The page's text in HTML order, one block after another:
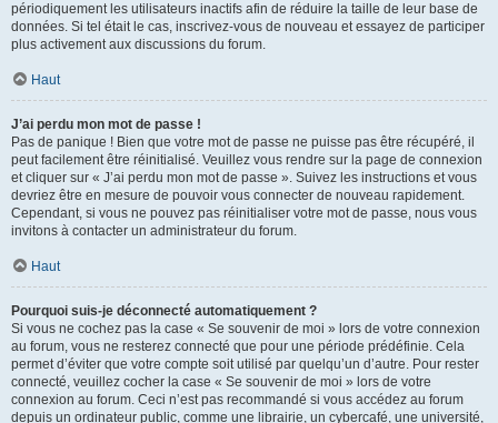
périodiquement les utilisateurs inactifs afin de réduire la taille de leur base de
données. Si tel était le cas, inscrivez-vous de nouveau et essayez de participer
plus activement aux discussions du forum.
Haut
J’ai perdu mon mot de passe !
Pas de panique ! Bien que votre mot de passe ne puisse pas être récupéré, il
peut facilement être réinitialisé. Veuillez vous rendre sur la page de connexion
et cliquer sur « J’ai perdu mon mot de passe ». Suivez les instructions et vous
devriez être en mesure de pouvoir vous connecter de nouveau rapidement.
Cependant, si vous ne pouvez pas réinitialiser votre mot de passe, nous vous
invitons à contacter un administrateur du forum.
Haut
Pourquoi suis-je déconnecté automatiquement ?
Si vous ne cochez pas la case « Se souvenir de moi » lors de votre connexion
au forum, vous ne resterez connecté que pour une période prédéfinie. Cela
permet d’éviter que votre compte soit utilisé par quelqu’un d’autre. Pour rester
connecté, veuillez cocher la case « Se souvenir de moi » lors de votre
connexion au forum. Ceci n’est pas recommandé si vous accédez au forum
depuis un ordinateur public, comme une librairie, un cybercafé, une université,